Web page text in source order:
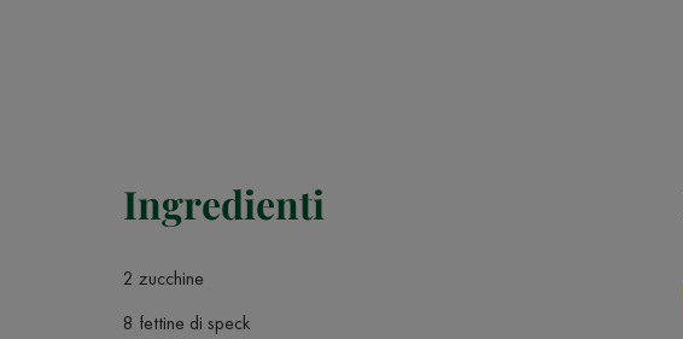
Ingredienti
2 zucchine
8 fettine di speck